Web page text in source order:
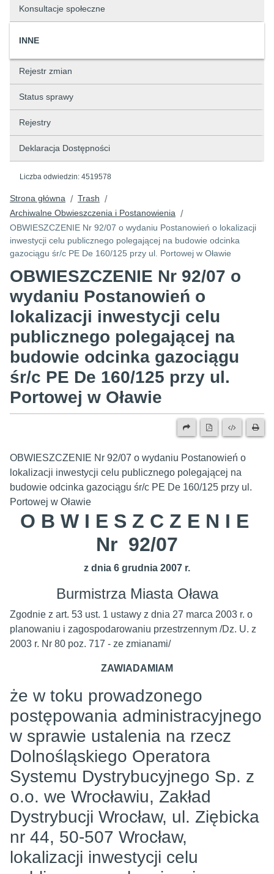
Konsultacje społeczne
INNE
Rejestr zmian
Status sprawy
Rejestry
Deklaracja Dostępności
Liczba odwiedzin: 4519578
Strona główna / Trash /
Archiwalne Obwieszczenia i Postanowienia /
OBWIESZCZENIE Nr 92/07 o wydaniu Postanowień o lokalizacji
inwestycji celu publicznego polegającej na budowie odcinka
gazociągu śr/c PE De 160/125 przy ul. Portowej w Oławie
OBWIESZCZENIE Nr 92/07 o
wydaniu Postanowień o
lokalizacji inwestycji celu
publicznego polegającej na
budowie odcinka gazociągu
śr/c PE De 160/125 przy ul.
Portowej w Oławie
OBWIESZCZENIE Nr 92/07 o wydaniu Postanowień o
lokalizacji inwestycji celu publicznego polegającej na
budowie odcinka gazociągu śr/c PE De 160/125 przy ul.
Portowej w Oławie
O B W I E S Z C Z E N I E
Nr 92/07
z dnia 6 grudnia 2007 r.
Burmistrza Miasta Oława
Zgodnie z art. 53 ust. 1 ustawy z dnia 27 marca 2003 r. o
planowaniu i zagospodarowaniu przestrzennym /Dz. U. z
2003 r. Nr 80 poz. 717 - ze zmianami/
ZAWIADAMIAM
że w toku prowadzonego
postępowania administracyjnego
w sprawie ustalenia na rzecz
Dolnośląskiego Operatora
Systemu Dystrybucyjnego Sp. z
o.o. we Wrocławiu, Zakład
Dystrybucji Wrocław, ul. Ziębicka
nr 44, 50-507 Wrocław,
lokalizacji inwestycji celu